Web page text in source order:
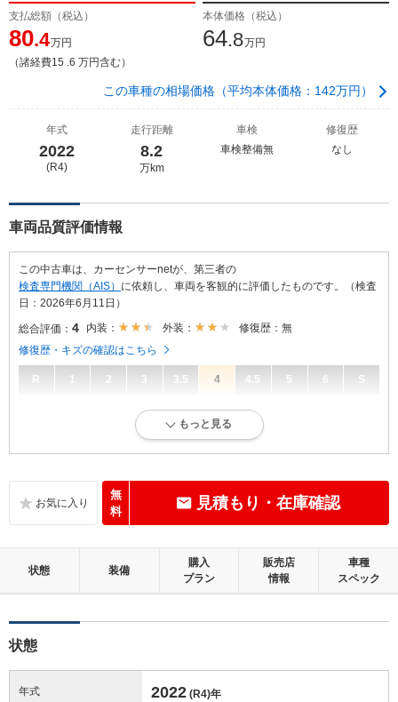
支払総額（税込）
80.4万円
（諸経費15 .6 万円含む）
本体価格（税込）
64.8万円
この車種の相場価格（平均本体価格：142万円）
年式
2022
(R4)
走行距離
8.2
万km
車検
車検整備無
修復歴
なし
車両品質評価情報
この中古車は、カーセンサーnetが、第三者の
検査専門機関（AIS） に依頼し、車両を客観的に評価したものです。（検査
日：2026年6月11日）
総合評価： 4 内装： 外装：
修復歴：無
修復歴・キズの確認はこちら
R 1 2 3 3.5 4 4.5 5 6 S
内外装に目立たない多少のキズ、ヘコミが認められる状態です。
目立たない軽微なダメージはありますが、良好な状態です。
修復歴：無
もっと見る
無
料
見積もり・在庫確認
状態 装備
購入
プラン
販売店
情報
車種
スペック
状態
年式 2022 (R4)年